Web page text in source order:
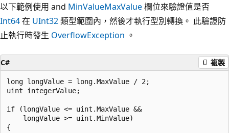
以下範例使用 and MinValueMaxValue欄位來驗證值是否
Int64在 UInt32類型範圍內，然後才執行型別轉換。 此驗證防
止執行時發生 OverflowException 。
C# 複製
long longValue = long.MaxValue / 2;
uint integerValue;
if (longValue <= uint.MaxValue &&
    longValue >= uint.MinValue)
{